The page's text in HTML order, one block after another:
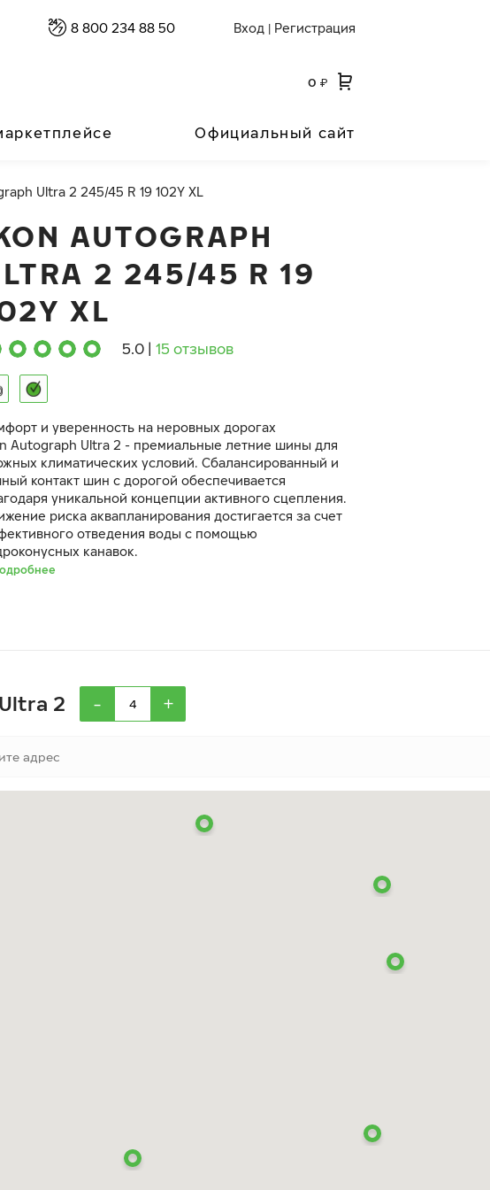
8 800 234 88 50 Вход Регистрация
0 ₽
Официальный сайт
Ultra 2 245/45 R 19 102Y XL
AUTOGRAPH
2 245/45 R 19
XL
5.0 15 отзывов
и уверенность на неровных дорогах
Autograph Ultra 2 - премиальные летние шины для
климатических условий. Сбалансированный и
контакт шин с дорогой обеспечивается
уникальной концепции активного сцепления.
риска аквапланирования достигается за счет
отведения воды с помощью
канавок.
2 - +